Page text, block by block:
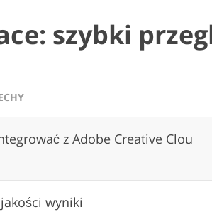
szybki
z Adobe Creative Clou
wyniki